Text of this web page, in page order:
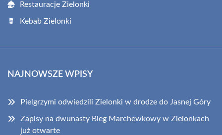
Restauracje Zielonki
Kebab Zielonki
NAJNOWSZE WPISY
Pielgrzymi odwiedzili Zielonki w drodze do Jasnej Góry
Zapisy na dwunasty Bieg Marchewkowy w Zielonkach
już otwarte